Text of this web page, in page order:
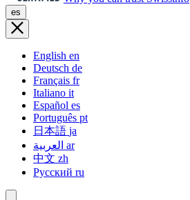
es
English en
Deutsch de
Français fr
Italiano it
Español es
Português pt
日本語 ja
ar
中文 zh
Русский ru